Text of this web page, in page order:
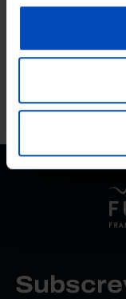
sobre cookies
Política de